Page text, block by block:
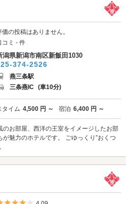
価の投稿はありません。
コミ - 件
潟県新潟市南区新飯田1030
374-2526
燕三条駅
三条燕IC (車10分)
タイム 4,500 円 ～ 宿泊 6,400 円 ～
お部屋、西洋の王室をイメージしたお部
魅力のホテルです。 ごゆっくり”おくつ